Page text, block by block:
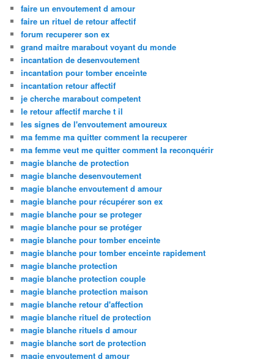
faire un envoutement d amour
faire un rituel de retour affectif
forum recuperer son ex
grand maitre marabout voyant du monde
incantation de desenvoutement
incantation pour tomber enceinte
incantation retour affectif
je cherche marabout competent
le retour affectif marche t il
les signes de l'envoutement amoureux
ma femme ma quitter comment la recuperer
ma femme veut me quitter comment la reconquérir
magie blanche de protection
magie blanche desenvoutement
magie blanche envoutement d amour
magie blanche pour récupérer son ex
magie blanche pour se proteger
magie blanche pour se protéger
magie blanche pour tomber enceinte
magie blanche pour tomber enceinte rapidement
magie blanche protection
magie blanche protection couple
magie blanche protection maison
magie blanche retour d'affection
magie blanche rituel de protection
magie blanche rituels d amour
magie blanche sort de protection
magie envoutement d amour